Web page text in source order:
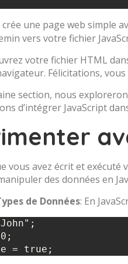
crée une page web simple
vers votre fichier
votre fichier HTML
Félicitations,
section, nous
d’intégrer JavaScript
vous avez écrit et
des données en
de Données: En